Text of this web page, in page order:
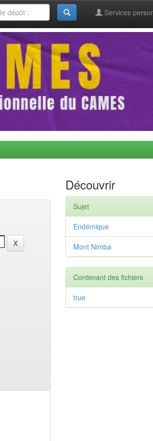
Services
Découvrir
Sujet
Endémique
Mont Nimba
Contenant des fichiers
true